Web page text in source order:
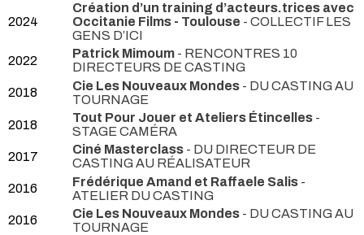
2024
Création d’un training d’acteurs.trices avec
Occitanie Films - Toulouse - COLLECTIF LES
GENS D’ICI
2022
Patrick Mimoum - RENCONTRES 10
DIRECTEURS DE CASTING
2018
Cie Les Nouveaux Mondes - DU CASTING AU
TOURNAGE
2018
Tout Pour Jouer et Ateliers Étincelles -
STAGE CAMÉRA
2017
Ciné Masterclass - DU DIRECTEUR DE
CASTING AU RÉALISATEUR
2016
Frédérique Amand et Raffaele Salis -
ATELIER DU CASTING
2016
Cie Les Nouveaux Mondes - DU CASTING AU
TOURNAGE